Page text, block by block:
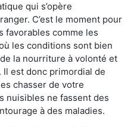
qui s’opère
C’est le moment pour
favorables comme les
les conditions sont bien
la nourriture à volonté et
est donc primordial de
chasser de votre
nuisibles ne fassent des
à des maladies.